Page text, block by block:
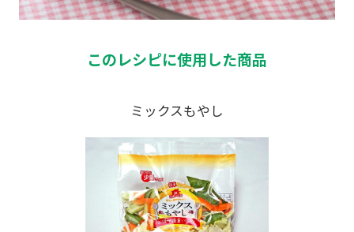
このレシピに使用した商品
ミックスもやし